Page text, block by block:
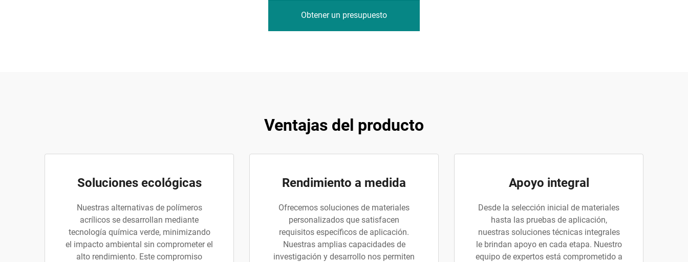
Obtener un presupuesto
Ventajas del producto
Soluciones ecológicas
Nuestras alternativas de polímeros
acrílicos se desarrollan mediante
tecnología química verde, minimizando
el impacto ambiental sin comprometer el
alto rendimiento. Este compromiso
Rendimiento a medida
Ofrecemos soluciones de materiales
personalizados que satisfacen
requisitos específicos de aplicación.
Nuestras amplias capacidades de
investigación y desarrollo nos permiten
Apoyo integral
Desde la selección inicial de materiales
hasta las pruebas de aplicación,
nuestras soluciones técnicas integrales
le brindan apoyo en cada etapa. Nuestro
equipo de expertos está comprometido a